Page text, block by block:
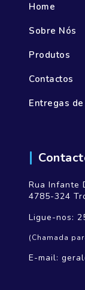
Home
Sobre Nós
Produtos
Contactos
Entregas
Rua Infante
4785-324
Ligue-nos:
(Chamada
E-mail: